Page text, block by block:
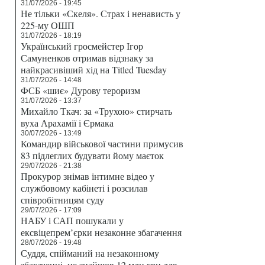
31/07/2026 - 19:45
Не тільки «Скеля». Страх і ненависть у
225-му ОШП
31/07/2026 - 18:19
Український гросмейстер Ігор
Самуненков отримав відзнаку за
найкрасивіший хід на Titled Tuesday
31/07/2026 - 14:48
ФСБ «шиє» Дурову тероризм
31/07/2026 - 13:37
Михайло Ткач: за «Трухою» стирчать
вуха Арахамії і Єрмака
30/07/2026 - 13:49
Командир військової частини примусив
83 підлеглих будувати йому маєток
29/07/2026 - 21:38
Прокурор знімав інтимне відео у
службовому кабінеті і розсилав
співробітницям суду
29/07/2026 - 17:09
НАБУ і САП пошукали у
ексвіцепрем’єрки незаконне збагачення
28/07/2026 - 19:48
Суддя, спійманий на незаконному